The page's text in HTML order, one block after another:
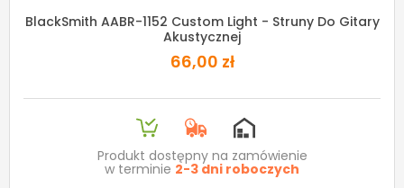
BlackSmith AABR-1152 Custom Light - Struny Do Gitary
Akustycznej
66,00 zł
Produkt dostępny na zamówienie
w terminie 2-3 dni roboczych